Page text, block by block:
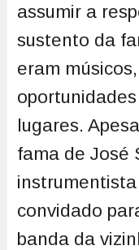
assumir a
sustento da
eram
lugares.
fama de José
convidado
banda da